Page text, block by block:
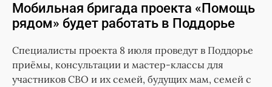
Мобильная бригада проекта «Помощь
рядом» будет работать в Поддорье
Специалисты проекта 8 июля проведут в Поддорье
приёмы, консультации и мастер-классы для
участников СВО и их семей, будущих мам, семей с